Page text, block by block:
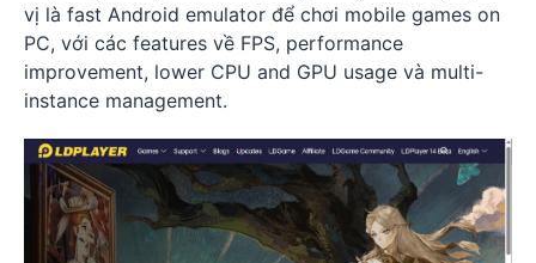
vị là fast Android emulator để chơi mobile games on
PC, với các features về FPS, performance
improvement, lower CPU and GPU usage và multi-
instance management.